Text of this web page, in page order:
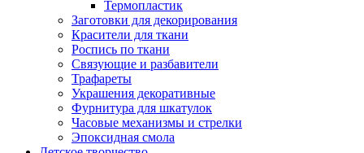
Термопластик
Заготовки для декорирования
Красители для ткани
Роспись по ткани
Связующие и разбавители
Трафареты
Украшения декоративные
Фурнитура для шкатулок
Часовые механизмы и стрелки
Эпоксидная смола